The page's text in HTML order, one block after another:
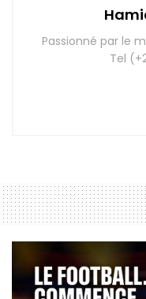
Passionné par le
Tel